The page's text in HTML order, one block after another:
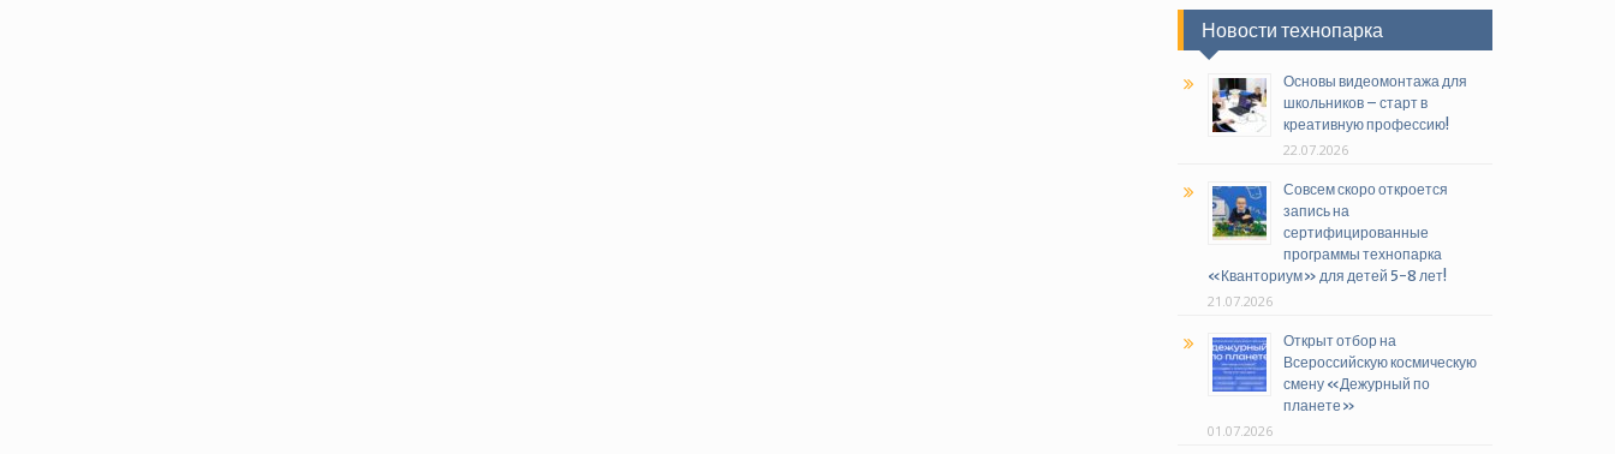
Новости технопарка
Основы видеомонтажа для
школьников – старт в
креативную профессию!
22.07.2026
Совсем скоро откроется
запись на
сертифицированные
программы технопарка
«Кванториум» для детей 5-8 лет!
21.07.2026
Открыт отбор на
Всероссийскую космическую
смену «Дежурный по
планете»
01.07.2026